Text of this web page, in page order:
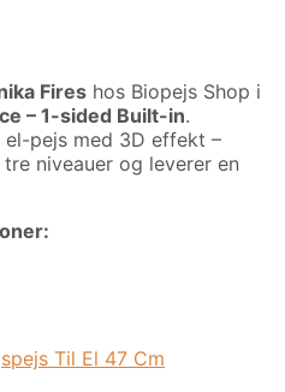
Fires hos Biopejs Shop i
– 1-sided Built-in.
pejs med 3D effekt –
niveauer og leverer en